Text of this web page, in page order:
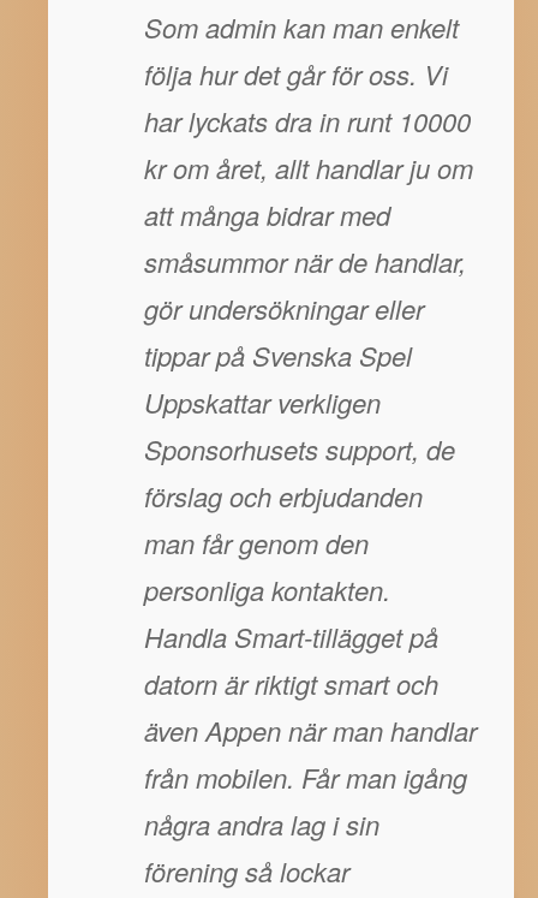
Som admin kan man enkelt
följa hur det går för oss. Vi
har lyckats dra in runt 10000
kr om året, allt handlar ju om
att många bidrar med
småsummor när de handlar,
gör undersökningar eller
tippar på Svenska Spel
Uppskattar verkligen
Sponsorhusets support, de
förslag och erbjudanden
man får genom den
personliga kontakten.
Handla Smart-tillägget på
datorn är riktigt smart och
även Appen när man handlar
från mobilen. Får man igång
några andra lag i sin
förening så lockar